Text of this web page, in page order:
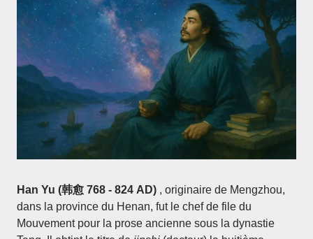
Han Yu (韩愈 768 - 824 AD) , originaire de Mengzhou,
dans la province du Henan, fut le chef de file du
Mouvement pour la prose ancienne sous la dynastie